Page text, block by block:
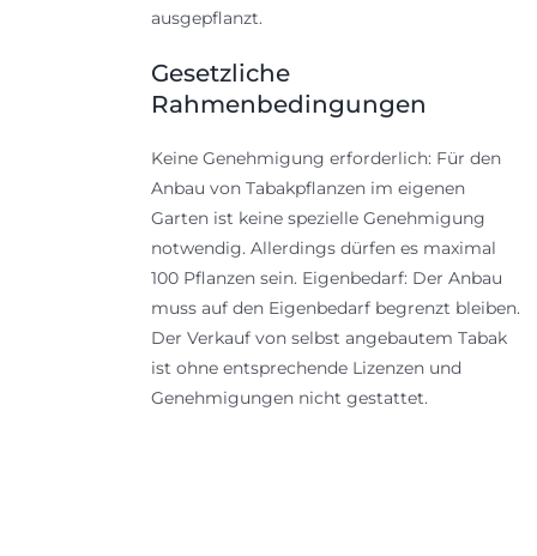
ausgepflanzt.
Gesetzliche
Rahmenbedingungen
Keine Genehmigung erforderlich: Für den
Anbau von Tabakpflanzen im eigenen
Garten ist keine spezielle Genehmigung
notwendig. Allerdings dürfen es maximal
100 Pflanzen sein. Eigenbedarf: Der Anbau
muss auf den Eigenbedarf begrenzt bleiben.
Der Verkauf von selbst angebautem Tabak
ist ohne entsprechende Lizenzen und
Genehmigungen nicht gestattet.